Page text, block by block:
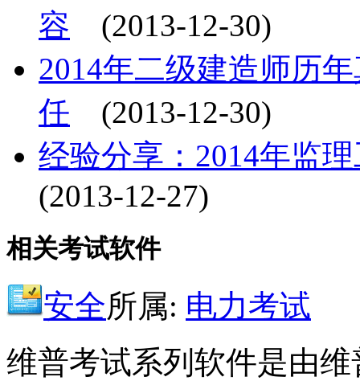
容
(2013-12-30)
2014年二级建造师历
任
(2013-12-30)
经验分享：2014年监
(2013-12-27)
相关考试软件
安全所属: 电力考试
维普考试系列软件是由